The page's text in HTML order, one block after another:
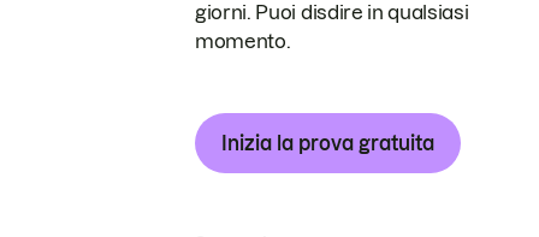
giorni. Puoi disdire in qualsiasi
momento.
Inizia la prova gratuita